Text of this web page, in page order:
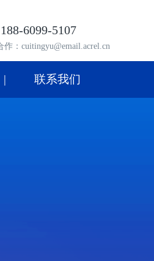
6099-5107
作：cuitingyu@email.acrel.cn
联系我们